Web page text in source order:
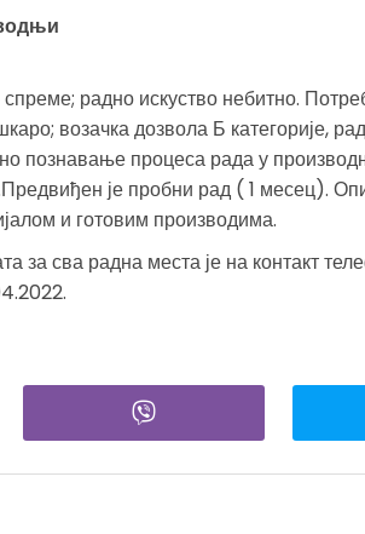
радно искуство небитно.
возачка дозвола Б категорије,
познавање процеса рада у
је пробни рад ( 1 месец).
и готовим производима.
за сва радна места је на контакт